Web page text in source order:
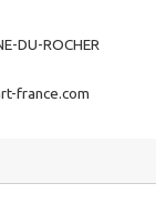
DU-ROCHER
france.com